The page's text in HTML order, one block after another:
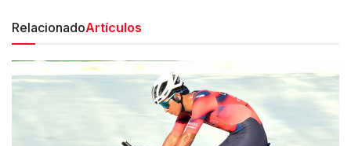
RelacionadoArtículos